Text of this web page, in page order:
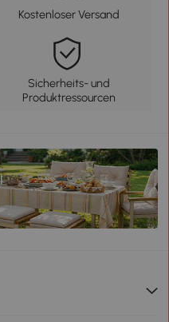
Kostenloser Versand
Sicherheits- und
Produktressourcen